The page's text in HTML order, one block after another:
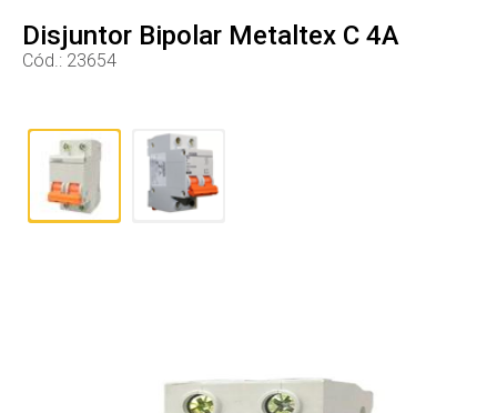
Disjuntor Bipolar Metaltex C 4A
Cód.: 23654